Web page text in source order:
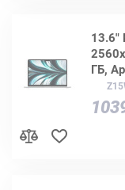
13.6"
ГБ,